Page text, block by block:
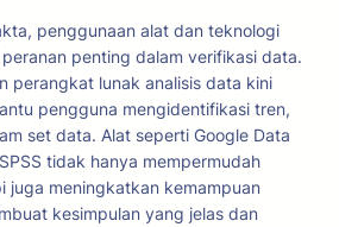
penggunaan alat dan teknologi
penting dalam verifikasi data.
perangkat lunak analisis data kini
pengguna mengidentifikasi tren,
set data. Alat seperti Google Data
tidak hanya mempermudah
juga meningkatkan kemampuan
kesimpulan yang jelas dan